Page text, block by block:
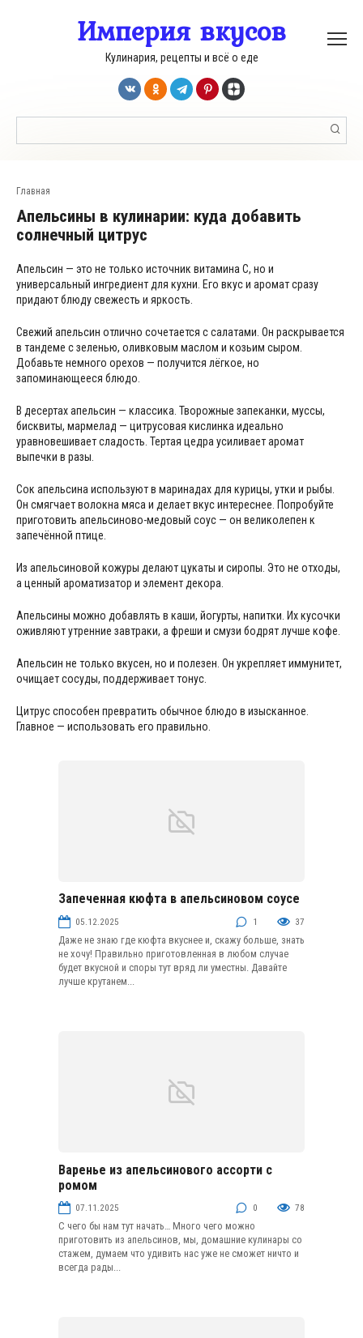
Империя вкусов
Кулинария, рецепты и всё о еде
Главная
Апельсины в кулинарии: куда добавить
солнечный цитрус
Апельсин — это не только источник витамина С, но и
универсальный ингредиент для кухни. Его вкус и аромат сразу
придают блюду свежесть и яркость.
Свежий апельсин отлично сочетается с салатами. Он раскрывается
в тандеме с зеленью, оливковым маслом и козьим сыром.
Добавьте немного орехов — получится лёгкое, но
запоминающееся блюдо.
В десертах апельсин — классика. Творожные запеканки, муссы,
бисквиты, мармелад — цитрусовая кислинка идеально
уравновешивает сладость. Тертая цедра усиливает аромат
выпечки в разы.
Сок апельсина используют в маринадах для курицы, утки и рыбы.
Он смягчает волокна мяса и делает вкус интереснее. Попробуйте
приготовить апельсиново-медовый соус — он великолепен к
запечённой птице.
Из апельсиновой кожуры делают цукаты и сиропы. Это не отходы,
а ценный ароматизатор и элемент декора.
Апельсины можно добавлять в каши, йогурты, напитки. Их кусочки
оживляют утренние завтраки, а фреши и смузи бодрят лучше кофе.
Апельсин не только вкусен, но и полезен. Он укрепляет иммунитет,
очищает сосуды, поддерживает тонус.
Цитрус способен превратить обычное блюдо в изысканное.
Главное — использовать его правильно.
Запеченная кюфта в апельсиновом соусе
05.12.2025 1 37
Даже не знаю где кюфта вкуснее и, скажу больше, знать
не хочу! Правильно приготовленная в любом случае
будет вкусной и споры тут вряд ли уместны. Давайте
лучше крутанем...
Варенье
Варенье из апельсинового ассорти с
ромом
07.11.2025 0 78
С чего бы нам тут начать… Много чего можно
приготовить из апельсинов, мы, домашние кулинары со
стажем, думаем что удивить нас уже не сможет ничто и
всегда рады...